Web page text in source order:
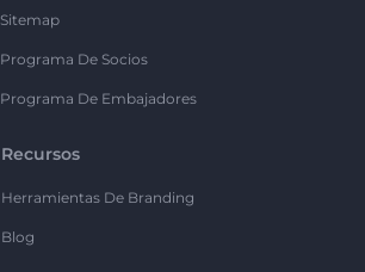
Sitemap
Programa De Socios
Programa De Embajadores
Recursos
Herramientas De Branding
Blog